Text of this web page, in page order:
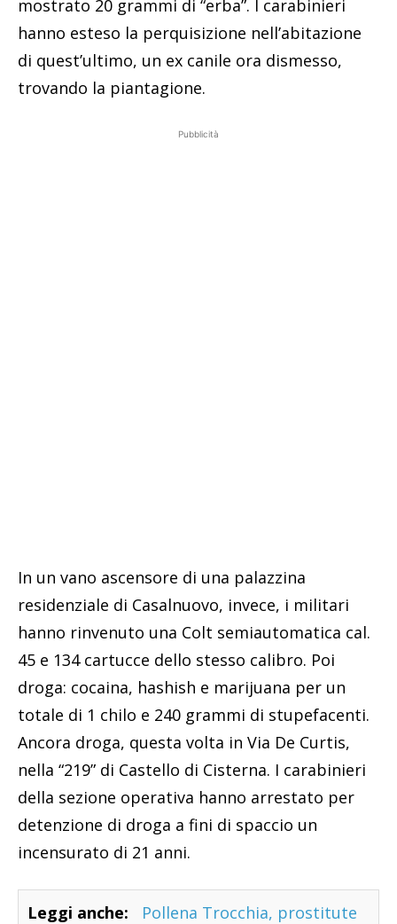
mostrato 20 grammi di “erba”. I carabinieri
hanno esteso la perquisizione nell’abitazione
di quest’ultimo, un ex canile ora dismesso,
trovando la piantagione.
Pubblicità
In un vano ascensore di una palazzina
residenziale di Casalnuovo, invece, i militari
hanno rinvenuto una Colt semiautomatica cal.
45 e 134 cartucce dello stesso calibro. Poi
droga: cocaina, hashish e marijuana per un
totale di 1 chilo e 240 grammi di stupefacenti.
Ancora droga, questa volta in Via De Curtis,
nella “219” di Castello di Cisterna. I carabinieri
della sezione operativa hanno arrestato per
detenzione di droga a fini di spaccio un
incensurato di 21 anni.
Leggi anche: Pollena Trocchia, prostitute